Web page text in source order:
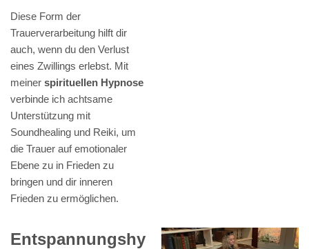
Diese Form der
Trauerverarbeitung hilft dir
auch, wenn du den Verlust
eines Zwillings erlebst. Mit
meiner spirituellen Hypnose
verbinde ich achtsame
Unterstützung mit
Soundhealing und Reiki, um
die Trauer auf emotionaler
Ebene zu in Frieden zu
bringen und dir inneren
Frieden zu ermöglichen.
Entspannungshy